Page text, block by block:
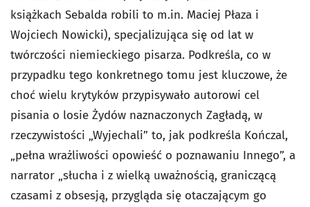
książkach Sebalda robili to m.in. Maciej Płaza i
Wojciech Nowicki), specjalizująca się od lat w
twórczości niemieckiego pisarza. Podkreśla, co w
przypadku tego konkretnego tomu jest kluczowe, że
choć wielu krytyków przypisywało autorowi cel
pisania o losie Żydów naznaczonych Zagładą, w
rzeczywistości „Wyjechali” to, jak podkreśla Kończal,
„pełna wrażliwości opowieść o poznawaniu Innego”, a
narrator „słucha i z wielką uważnością, graniczącą
czasami z obsesją, przygląda się otaczającym go